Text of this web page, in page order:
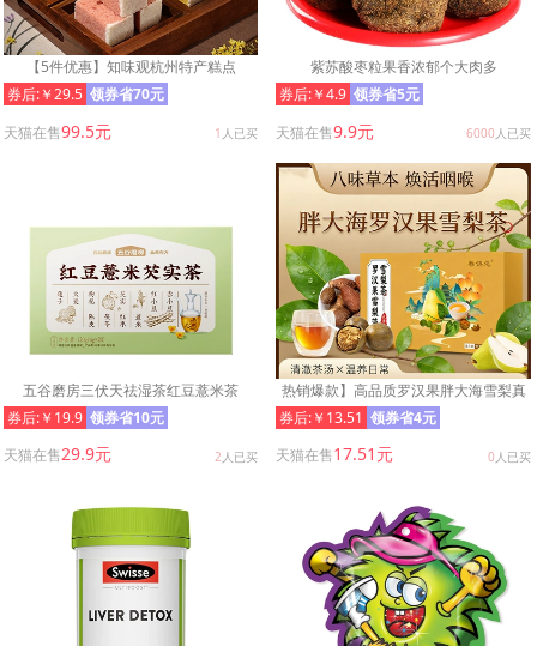
【5件优惠】知味观杭州特产糕点
券后:￥29.5 领券省70元
天猫在售99.5元 1 人已买
紫苏酸枣粒果香浓郁个大肉多
券后:￥4.9 领券省5元
天猫在售9.9元 6000 人已买
五谷磨房三伏天祛湿茶红豆薏米茶
券后:￥19.9 领券省10元
天猫在售29.9元 2 人已买
热销爆款】高品质罗汉果胖大海雪梨真
材实料独立小包装免煮冲泡茶
券后:￥13.51 领券省4元
天猫在售17.51元 0 人已买